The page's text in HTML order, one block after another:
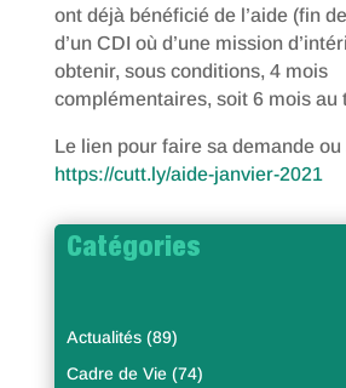
ont déjà bénéficié de l’aide (fin
d’un CDI où d’une mission
obtenir, sous conditions, 4 mois
complémentaires, soit 6 mois au
Le lien pour faire sa demande
https://cutt.ly/aide-janvier-2021
Catégories
Actualités(89)
Cadre de Vie(74)